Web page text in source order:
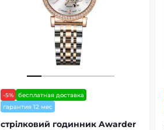
-5%
бесплатная доставка
гарантия 12 мес
стрiлковий годинник Awarder